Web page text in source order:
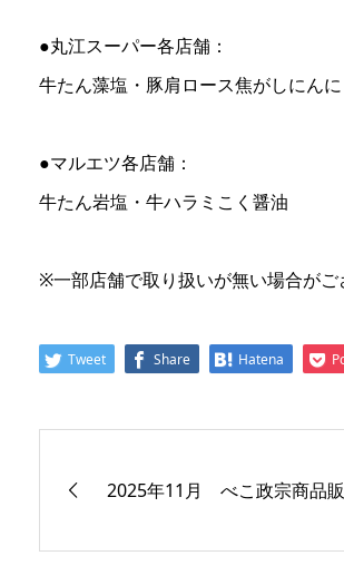
●丸江スーパー各店舗：
牛たん藻塩・豚肩ロース焦がしにん
●マルエツ各店舗：
牛たん岩塩・牛ハラミこく醤油
※一部店舗で取り扱いが無い場合がご
Tweet Share Hatena
2025年11月 べこ政宗商品